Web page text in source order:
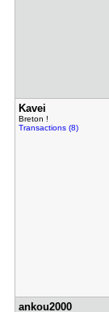
Kavei
Breton !
Transactions (8)
ankou2000